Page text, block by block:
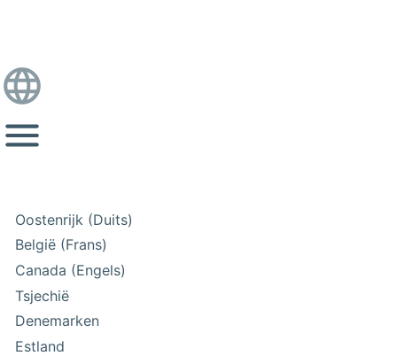
Oostenrijk (Duits)
België (Frans)
Canada (Engels)
Tsjechië
Denemarken
Estland